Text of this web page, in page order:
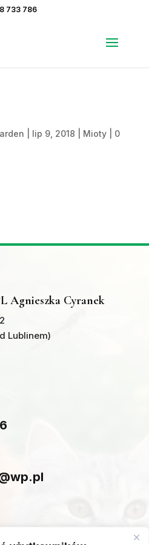
733 786
lip 9, 2018 Mioty| 0
Agnieszka Cyranek
Lublinem)